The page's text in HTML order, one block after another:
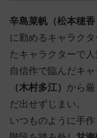
辛島菜帆（松本穂香
に勤めるキャラク
たキャラクターで
自信作で臨んだキャ
（木村多江） から
だ出せずじまい。
いつものように手